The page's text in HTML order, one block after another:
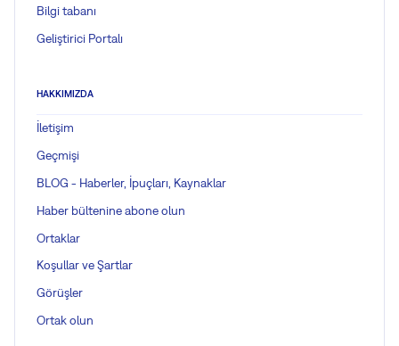
Bilgi tabanı
Geliştirici Portalı
HAKKIMIZDA
İletişim
Geçmişi
BLOG - Haberler, İpuçları, Kaynaklar
Haber bültenine abone olun
Ortaklar
Koşullar ve Şartlar
Görüşler
Ortak olun